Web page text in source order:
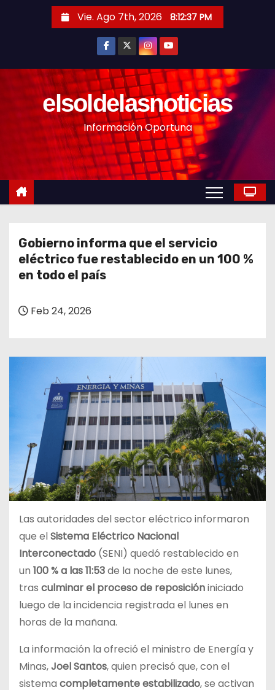
n
Vie. Ago 7th, 2026 8:12:39 PM
elsoldelasnoticias
Información Oportuna
Gobierno informa que el servicio
eléctrico fue restablecido en un 100 %
en todo el país
Feb 24, 2026
Las autoridades del sector eléctrico informaron
que elSistema Eléctrico Nacional
Interconectado (SENI) quedó restablecido en
un 100 %a las 11:53de la noche de este lunes,
tras culminar el proceso de reposicióniniciado
luego de la incidencia registrada el lunes en
horas de la mañana.
La información la ofreció el ministro de Energía y
Minas,Joel Santos, quien precisó que, con el
sistema completamente estabilizado, se activan